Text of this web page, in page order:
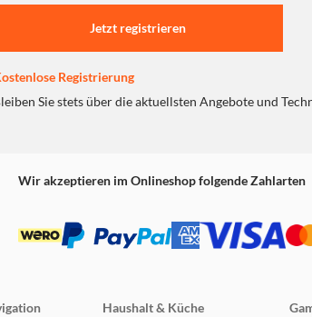
Jetzt registrieren
Registrierung
Sie stets über die aktuellsten Angebote und
Wir akzeptieren im Onlineshop folgende Zahlarten
Haushalt & Küche